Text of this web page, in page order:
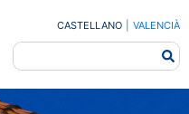
CASTELLANO VALENCIÀ